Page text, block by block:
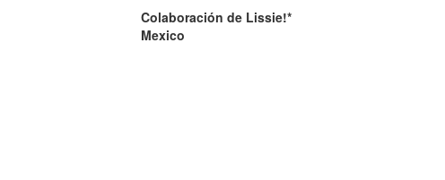
Colaboración de Lissie!*
Mexico